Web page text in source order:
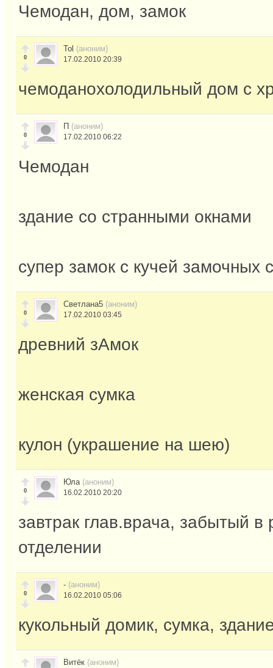
Чемодан, дом, замок
0
Tol (аноним)
17.02.2010 20:39
чемоданохолодильный дом с
0
П (аноним)
17.02.2010 06:22
Чемодан
здание со странными окнами
супер замок с кучей замочных
0
Светлана5 (аноним)
17.02.2010 03:45
древний зАмок
женская сумка
кулон (украшение на шею)
0
Юла (аноним)
16.02.2010 20:20
завтрак глав.врача, забытый в
отделении
0
- (аноним)
16.02.2010 05:06
кукольный домик, сумка,
Витёк (аноним)